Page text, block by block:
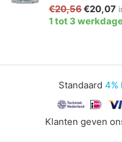
€20,56€20,07
1 tot 3
Standaard 4%
Klanten geven